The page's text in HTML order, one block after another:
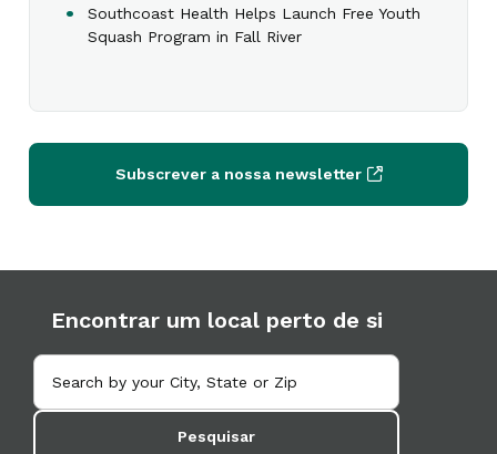
Southcoast Health Helps Launch Free Youth
Squash Program in Fall River
Subscrever a nossa newsletter
Encontrar um local perto de si
Pesquisar